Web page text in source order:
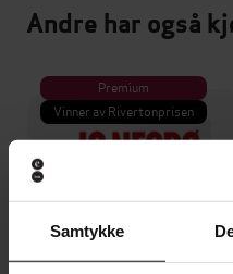
Samtykke
Andre har også
Premium
Vinner av Rivertonprisen